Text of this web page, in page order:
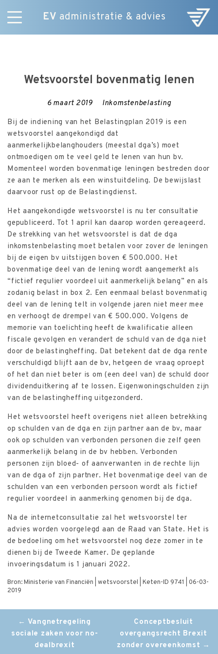
EV administratie & advies
Skip
NieuwsWetsvoorstel bovenmatig lenen
6 maart 2019 Inkomstenbelasting
Bij de indiening van het Belastingplan 2019 is een
wetsvoorstel aangekondigd dat
aanmerkelijkbelanghouders (meestal dga’s) moet
ontmoedigen om te veel geld te lenen van hun bv.
Momenteel worden bovenmatige leningen bestreden door
ze aan te merken als een winstuitdeling. De bewijslast
daarvoor rust op de Belastingdienst.
Het aangekondigde wetsvoorstel is nu ter consultatie
gepubliceerd. Tot 1 april kan daarop worden gereageerd.
De strekking van het wetsvoorstel is dat de dga
inkomstenbelasting moet betalen voor zover de leningen
bij de eigen bv uitstijgen boven € 500.000. Het
bovenmatige deel van de lening wordt aangemerkt als
“fictief regulier voordeel uit aanmerkelijk belang” en als
zodanig belast in box 2. Een eenmaal belast bovenmatig
deel van de lening telt in volgende jaren niet meer mee
en verhoogt de drempel van € 500.000. Volgens de
memorie van toelichting heeft de kwalificatie alleen
fiscale gevolgen en verandert de schuld van de dga niet
door de belastingheffing. Dat betekent dat de dga rente
verschuldigd blijft aan de bv, hetgeen de vraag oproept
of het dan niet beter is om (een deel van) de schuld door
dividenduitkering af te lossen. Eigenwoningschulden zijn
van de belastingheffing uitgezonderd.
Het wetsvoorstel heeft overigens niet alleen betrekking
op schulden van de dga en zijn partner aan de bv, maar
ook op schulden van verbonden personen die zelf geen
aanmerkelijk belang in de bv hebben. Verbonden
personen zijn bloed- of aanverwanten in de rechte lijn
van de dga of zijn partner. Het bovenmatige deel van de
schulden van een verbonden persoon wordt als fictief
regulier voordeel in aanmerking genomen bij de dga.
Na de internetconsultatie zal het wetsvoorstel ter
advies worden voorgelegd aan de Raad van State. Het is
de bedoeling om het wetsvoorstel nog deze zomer in te
dienen bij de Tweede Kamer. De geplande
invoeringsdatum is 1 januari 2022.
Bron: Ministerie van Financiën | wetsvoorstel | Keten-ID 9741 | 06-03-
2019
Post
navigation
← Vangnetregeling
sociale zaken voor no-
dealbrexit
Conceptbesluit
overgangsrecht Brexit
zonder overeenkomst →